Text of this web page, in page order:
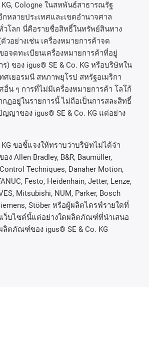
Cologne ในสหพันธ์สาธารณรัฐ
กหลายประเทศและเขตอํานาจศาล
วโลก นี่คือรายชื่อสิทธิ์ในทรัพย์สินทาง
ตัวอย่างเช่น เครื่องหมายการค้าจด
อจดทะเบียนเครื่องหมายการค้าที่อยู่
ร) ของ igus® SE & Co. KG หรือบริษัทใน
ศเยอรมนี สหภาพยุโรป สหรัฐอเมริกา
อื่น ๆ การที่ไม่มีเครื่องหมายการค้า โลโก้
ฏอยู่ในรายการนี้ ไม่ถือเป็นการสละสิทธิ์
ญญาของ igus® SE & Co. KG แต่อย่าง
KG ขอชี้แจงให้ทราบว่าบริษัทไม่ได้จํา
Allen Bradley, B&R, Baumüller,
Techniques, Danaher Motion,
Festo, Heidenhain, Jetter, Lenze,
Mitsubishi, NUM, Parker, Bosch
Stöber หรือผู้ผลิตไดรฟ์รายใดที่
เว็บไซต์นี้แต่อย่างใดผลิตภัณฑ์ที่นําเสนอ
ลิตภัณฑ์ของ igus® SE & Co. KG